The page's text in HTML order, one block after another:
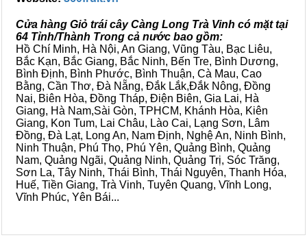
Cửa hàng Giỏ trái cây Càng Long Trà Vinh có mặt tại
64 Tỉnh/Thành Trong cả nước bao gồm:
Hồ Chí Minh, Hà Nội, An Giang, Vũng Tàu, Bạc Liêu,
Bắc Kạn, Bắc Giang, Bắc Ninh, Bến Tre, Bình Dương,
Bình Định, Bình Phước, Bình Thuận, Cà Mau, Cao
Bằng, Cần Thơ, Đà Nẵng, Đắk Lắk,Đắk Nông, Đồng
Nai, Biên Hòa, Đồng Tháp, Điện Biên, Gia Lai, Hà
Giang, Hà Nam,Sài Gòn, TPHCM, Khánh Hòa, Kiên
Giang, Kon Tum, Lai Châu, Lào Cai, Lạng Sơn, Lâm
Đồng, Đà Lạt, Long An, Nam Định, Nghệ An, Ninh Bình,
Ninh Thuận, Phú Thọ, Phú Yên, Quảng Bình, Quảng
Nam, Quảng Ngãi, Quảng Ninh, Quảng Trị, Sóc Trăng,
Sơn La, Tây Ninh, Thái Bình, Thái Nguyên, Thanh Hóa,
Huế, Tiền Giang, Trà Vinh, Tuyên Quang, Vĩnh Long,
Vĩnh Phúc, Yên Bái...